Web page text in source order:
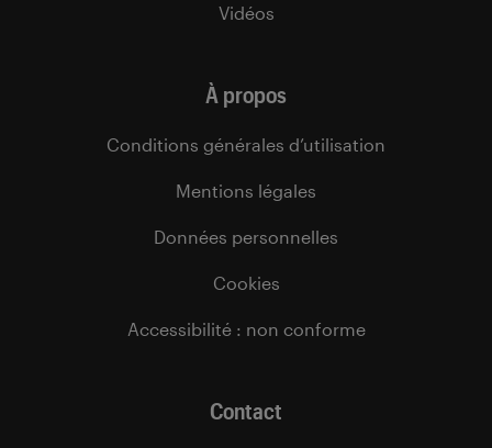
Vidéos
À propos
Conditions générales d’utilisation
Mentions légales
Données personnelles
Cookies
Accessibilité : non conforme
Contact